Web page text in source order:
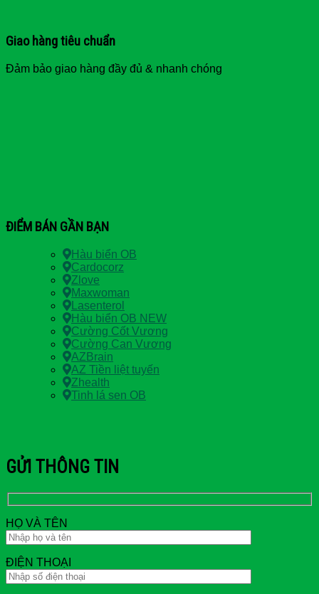
Giao hàng tiêu chuẩn
Đảm bảo giao hàng đầy đủ & nhanh chóng
ĐIỂM BÁN GẦN BẠN
Hàu biển OB
Cardocorz
Zlove
Maxwoman
Lasenterol
Hàu biển OB NEW
Cường Cốt Vương
Cường Can Vương
AZBrain
AZ Tiền liệt tuyến
Zhealth
Tinh lá sen OB
GỬI THÔNG TIN
HỌ VÀ TÊN
ĐIỆN THOẠI